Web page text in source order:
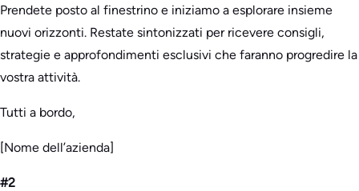
Prendete posto al finestrino e iniziamo a esplorare insieme
nuovi orizzonti. Restate sintonizzati per ricevere consigli,
strategie e approfondimenti esclusivi che faranno progredire la
vostra attività.
Tutti a bordo,
[Nome dell’azienda]
#2